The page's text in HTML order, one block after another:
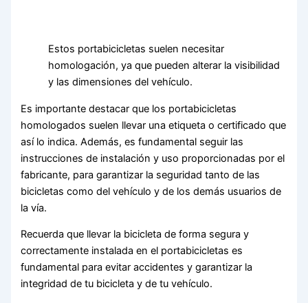
Estos portabicicletas suelen necesitar
homologación, ya que pueden alterar la visibilidad
y las dimensiones del vehículo.
Es importante destacar que los portabicicletas
homologados suelen llevar una etiqueta o certificado que
así lo indica. Además, es fundamental seguir las
instrucciones de instalación y uso proporcionadas por el
fabricante, para garantizar la seguridad tanto de las
bicicletas como del vehículo y de los demás usuarios de
la vía.
Recuerda que llevar la bicicleta de forma segura y
correctamente instalada en el portabicicletas es
fundamental para evitar accidentes y garantizar la
integridad de tu bicicleta y de tu vehículo.